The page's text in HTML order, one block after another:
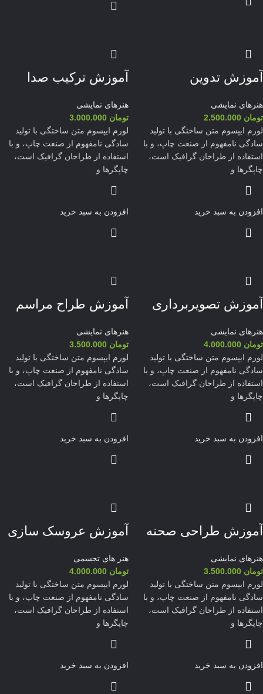
آموزش تدوین
هنرهای نمایشی
تومان
لورم ایپسوم متن ساختگی با تولید
سادگی نامفهوم از صنعت چاپ، و با
استفاده از طراحان گرافیک است،
چاپگرها و
افزودن به سبد خرید
آموزش ترکیب صدا
هنرهای نمایشی
تومان
لورم ایپسوم متن ساختگی با تولید
سادگی نامفهوم از صنعت چاپ، و با
استفاده از طراحان گرافیک است،
چاپگرها و
افزودن به سبد خرید
آموزش تصویربرداری
هنرهای نمایشی
تومان
لورم ایپسوم متن ساختگی با تولید
سادگی نامفهوم از صنعت چاپ، و با
استفاده از طراحان گرافیک است،
چاپگرها و
افزودن به سبد خرید
آموزش طراح مراسم
هنرهای نمایشی
تومان
لورم ایپسوم متن ساختگی با تولید
سادگی نامفهوم از صنعت چاپ، و با
استفاده از طراحان گرافیک است،
چاپگرها و
افزودن به سبد خرید
آموزش طراحی صحنه
هنرهای نمایشی
تومان
لورم ایپسوم متن ساختگی با تولید
سادگی نامفهوم از صنعت چاپ، و با
استفاده از طراحان گرافیک است،
چاپگرها و
افزودن به سبد خرید
آموزش عروسک سازی
هنر های تجسمی
تومان
لورم ایپسوم متن ساختگی با تولید
سادگی نامفهوم از صنعت چاپ، و با
استفاده از طراحان گرافیک است،
چاپگرها و
افزودن به سبد خرید